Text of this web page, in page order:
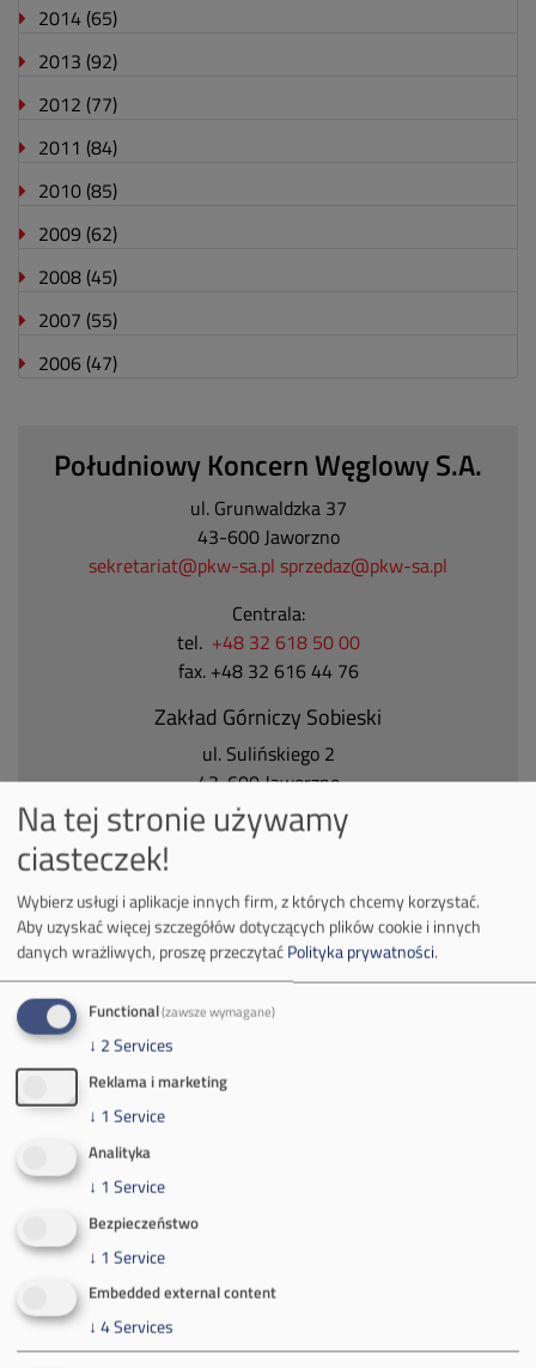
2014 (65)
2013 (92)
2012 (77)
2011 (84)
2010 (85)
2009 (62)
2008 (45)
2007 (55)
2006 (47)
Południowy Koncern Węglowy S.A.
ul. Grunwaldzka 37
43-600 Jaworzno
sekretariat@pkw-sa.pl sprzedaz@pkw-sa.pl
Centrala:
tel. +48 32 618 50 00
fax. +48 32 616 44 76
Zakład Górniczy Sobieski
ul. Sulińskiego 2
43-600 Jaworzno
Tel. +48 32 618 50 00
Zakład Górniczy Janina
ul. Górnicza 23
32-590 Libiąż
Tel.+48 32 627 00 00
Zakład Górniczy Brzeszcze
tel.+48 32 716 53 00
mail:
(poniedziałek-piątek 7:00-15:00)
Na tej stronie używamy
ciasteczek!
Wybierz usługi i aplikacje innych firm, z których chcemy korzystać.
Aby uzyskać więcej szczegółów dotyczących plików cookie i innych
danych wrażliwych, proszę przeczytaćPolityka prywatności.
Functional(zawsze wymagane)
↓ 2Services
Reklama i marketing
↓ 1 Service
Analityka
↓ 1 Service
Bezpieczeństwo
↓ 1 Service
Embedded external content
↓ 4Services